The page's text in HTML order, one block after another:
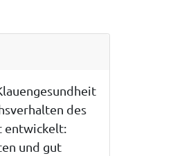
des
entwickelt:
und gut